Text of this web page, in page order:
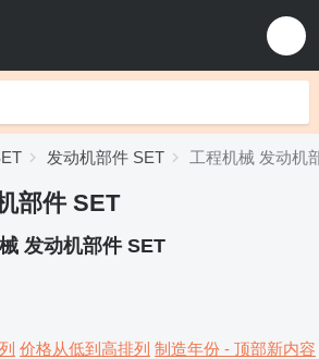
发动机部件 SET 工程机械 发动机
部件 SET
发动机部件 SET
价格从低到高排列 制造年份 - 顶部新内容